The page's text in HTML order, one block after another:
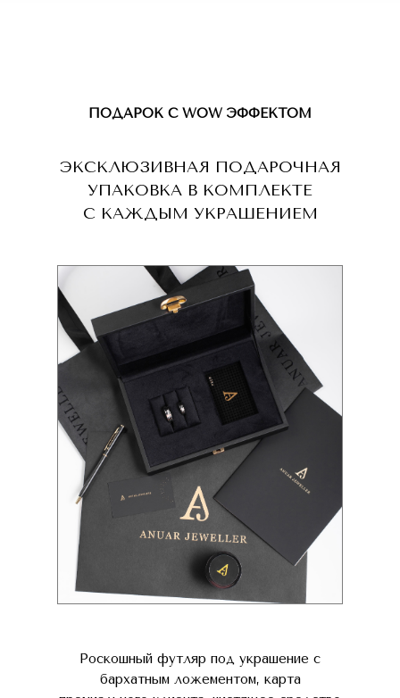
ЭКСКЛЮЗИВНАЯ ПОДАРОЧНАЯ
УПАКОВКА В КОМПЛЕКТЕ
С КАЖДЫМ УКРАШЕНИЕМ
Роскошный футляр под украшение с
бархатным ложементом, карта
ПОДАРОК С WOW ЭФФЕКТОМ